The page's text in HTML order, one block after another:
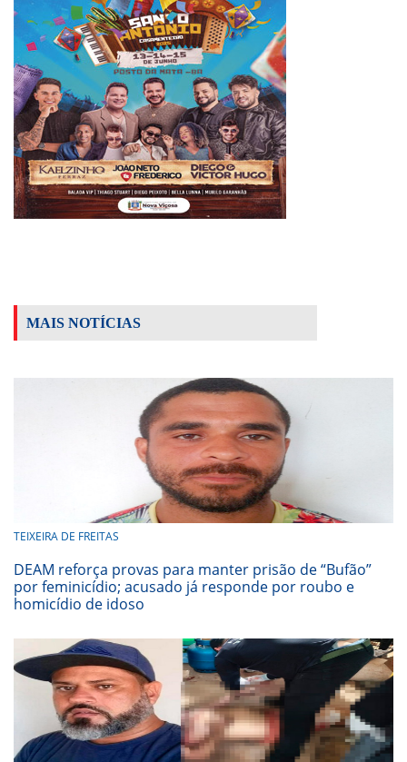
MAIS NOTÍCIAS
TEIXEIRA DE FREITAS
DEAM reforça provas para manter prisão de “Bufão”
por feminicídio; acusado já responde por roubo e
homicídio de idoso